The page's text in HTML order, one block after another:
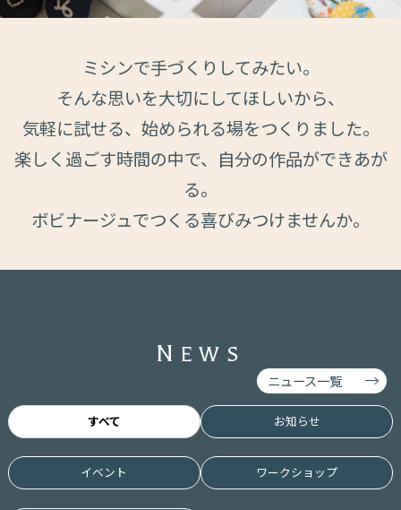
ミシンで手づくりしてみたい。
そんな思いを大切にしてほしいから、
気軽に試せる、始められる場をつくりました。
楽しく過ごす時間の中で、自分の作品ができあが
る。
ボビナージュでつくる喜びみつけませんか。
N EWS
ニュース一覧
すべて お知らせ
イベント ワークショップ